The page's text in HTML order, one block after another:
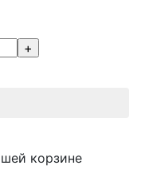
корзине